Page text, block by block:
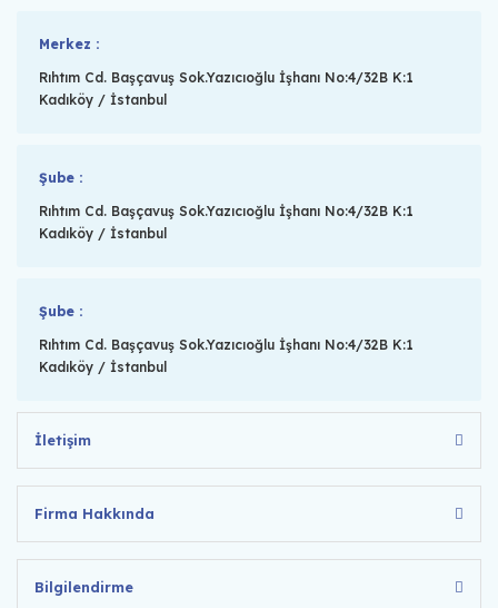
Merkez :
Rıhtım Cd. Başçavuş Sok.Yazıcıoğlu İşhanı No:4/32B K:1
Kadıköy / İstanbul
Şube :
Rıhtım Cd. Başçavuş Sok.Yazıcıoğlu İşhanı No:4/32B K:1
Kadıköy / İstanbul
Şube :
Rıhtım Cd. Başçavuş Sok.Yazıcıoğlu İşhanı No:4/32B K:1
Kadıköy / İstanbul
İletişim
Firma Hakkında
Bilgilendirme